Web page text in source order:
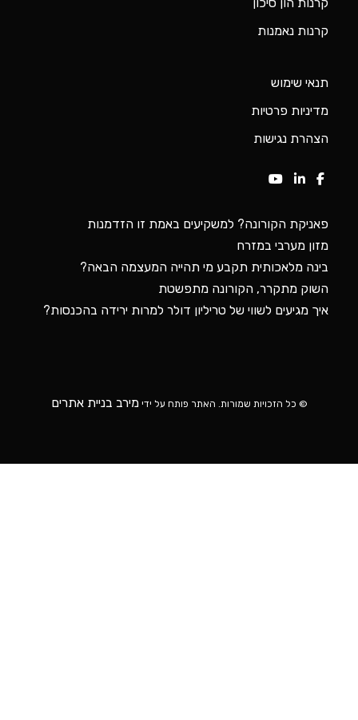
מזון מערבי במזרח
איך מגיעים לשווי של טריליון דולר למרות ירידה בהכנסות?